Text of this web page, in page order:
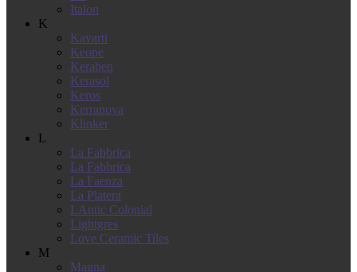
Italon
K
Kavarti
Keope
Keraben
Kerasol
Keros
Kerranova
Klinker
L
La Fabbrica
La Fabbrica
La Faenza
La Platera
LAntic Colonial
Lightgres
Love Ceramic Tiles
M
Magna